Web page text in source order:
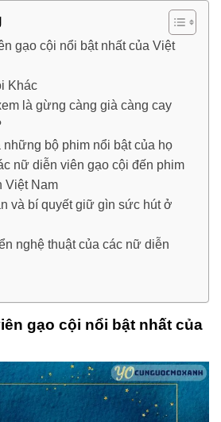
gạo cội nổi bật nhất của Việt
Khác
là gừng càng già càng cay
bộ phim nổi bật của họ
nữ diễn viên gạo cội đến phim
Việt Nam
và bí quyết giữ gìn sức hút ở
nghệ thuật của các nữ diễn
gạo cội nổi bật nhất của